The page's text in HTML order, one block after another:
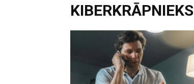
KIBERKRĀPNIEKS